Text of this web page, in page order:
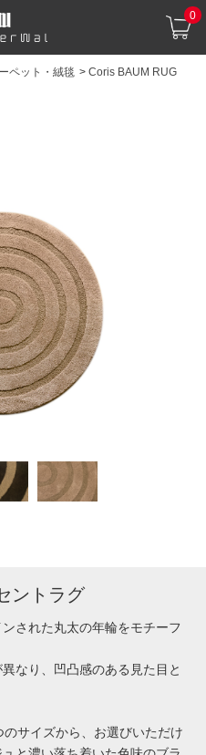
0
ペット・絨毯 > Coris BAUM RUG
ントラグ
された丸太の年輪をモチーフ
なり、凹凸感のある見た目と
サイズから、お選びいただけ